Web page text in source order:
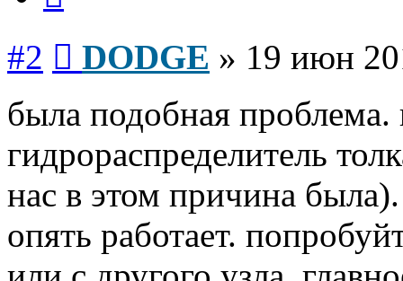
#2 DODGE » 19 июн
была подобная
гидрораспределитель
нас в этом причина
опять работает.